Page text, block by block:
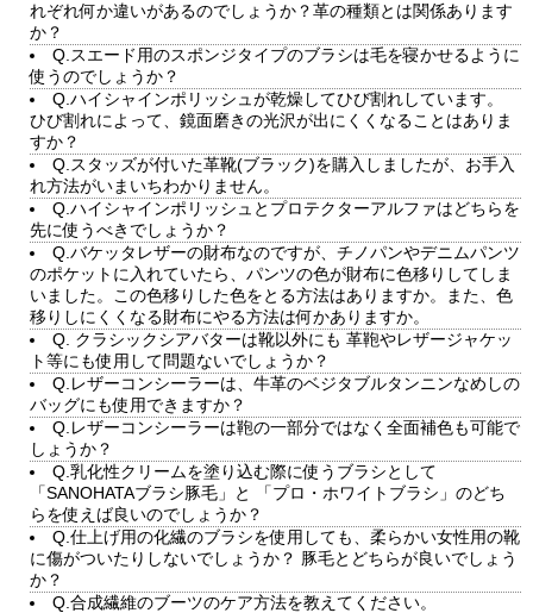
れぞれ何か違いがあるのでしょうか？革の種類とは関係あります
か？
Q.スエード用のスポンジタイプのブラシは毛を寝かせるように
使うのでしょうか？
Q.ハイシャインポリッシュが乾燥してひび割れしています。
ひび割れによって、鏡面磨きの光沢が出にくくなることはありま
すか？
Q.スタッズが付いた革靴(ブラック)を購入しましたが、お手入
れ方法がいまいちわかりません。
Q.ハイシャインポリッシュとプロテクターアルファはどちらを
先に使うべきでしょうか？
Q.バケッタレザーの財布なのですが、チノパンやデニムパンツ
のポケットに入れていたら、パンツの色が財布に色移りしてしま
いました。この色移りした色をとる方法はありますか。また、色
移りしにくくなる財布にやる方法は何かありますか。
Q. クラシックシアバターは靴以外にも 革鞄やレザージャケッ
ト等にも使用して問題ないでしょうか？
Q.レザーコンシーラーは、牛革のベジタブルタンニンなめしの
バッグにも使用できますか？
Q.レザーコンシーラーは鞄の一部分ではなく全面補色も可能で
しょうか？
Q.乳化性クリームを塗り込む際に使うブラシとして
「SANOHATAブラシ豚毛」と 「プロ・ホワイトブラシ」のどち
らを使えば良いのでしょうか？
Q.仕上げ用の化繊のブラシを使用しても、柔らかい女性用の靴
に傷がついたりしないでしょうか？ 豚毛とどちらが良いでしょう
か？
Q.合成繊維のブーツのケア方法を教えてください。